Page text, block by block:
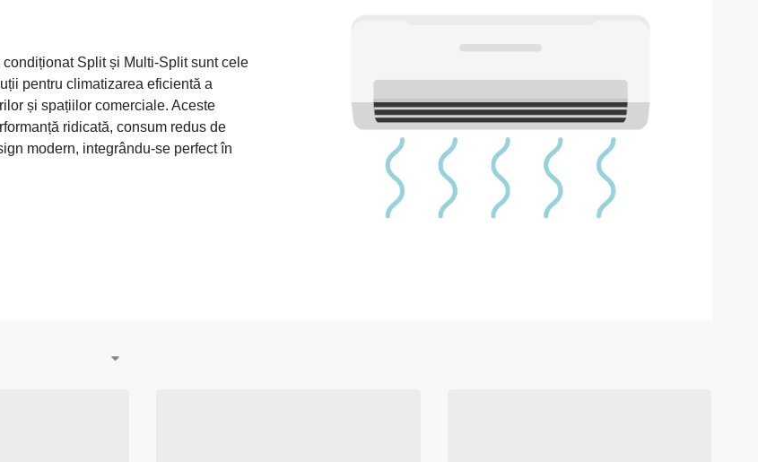
Split și Multi-Split sunt cele
pentru climatizarea eficientă a
și spațiilor comerciale. Aceste
ridicată, consum redus de
modern, integrându-se perfect în